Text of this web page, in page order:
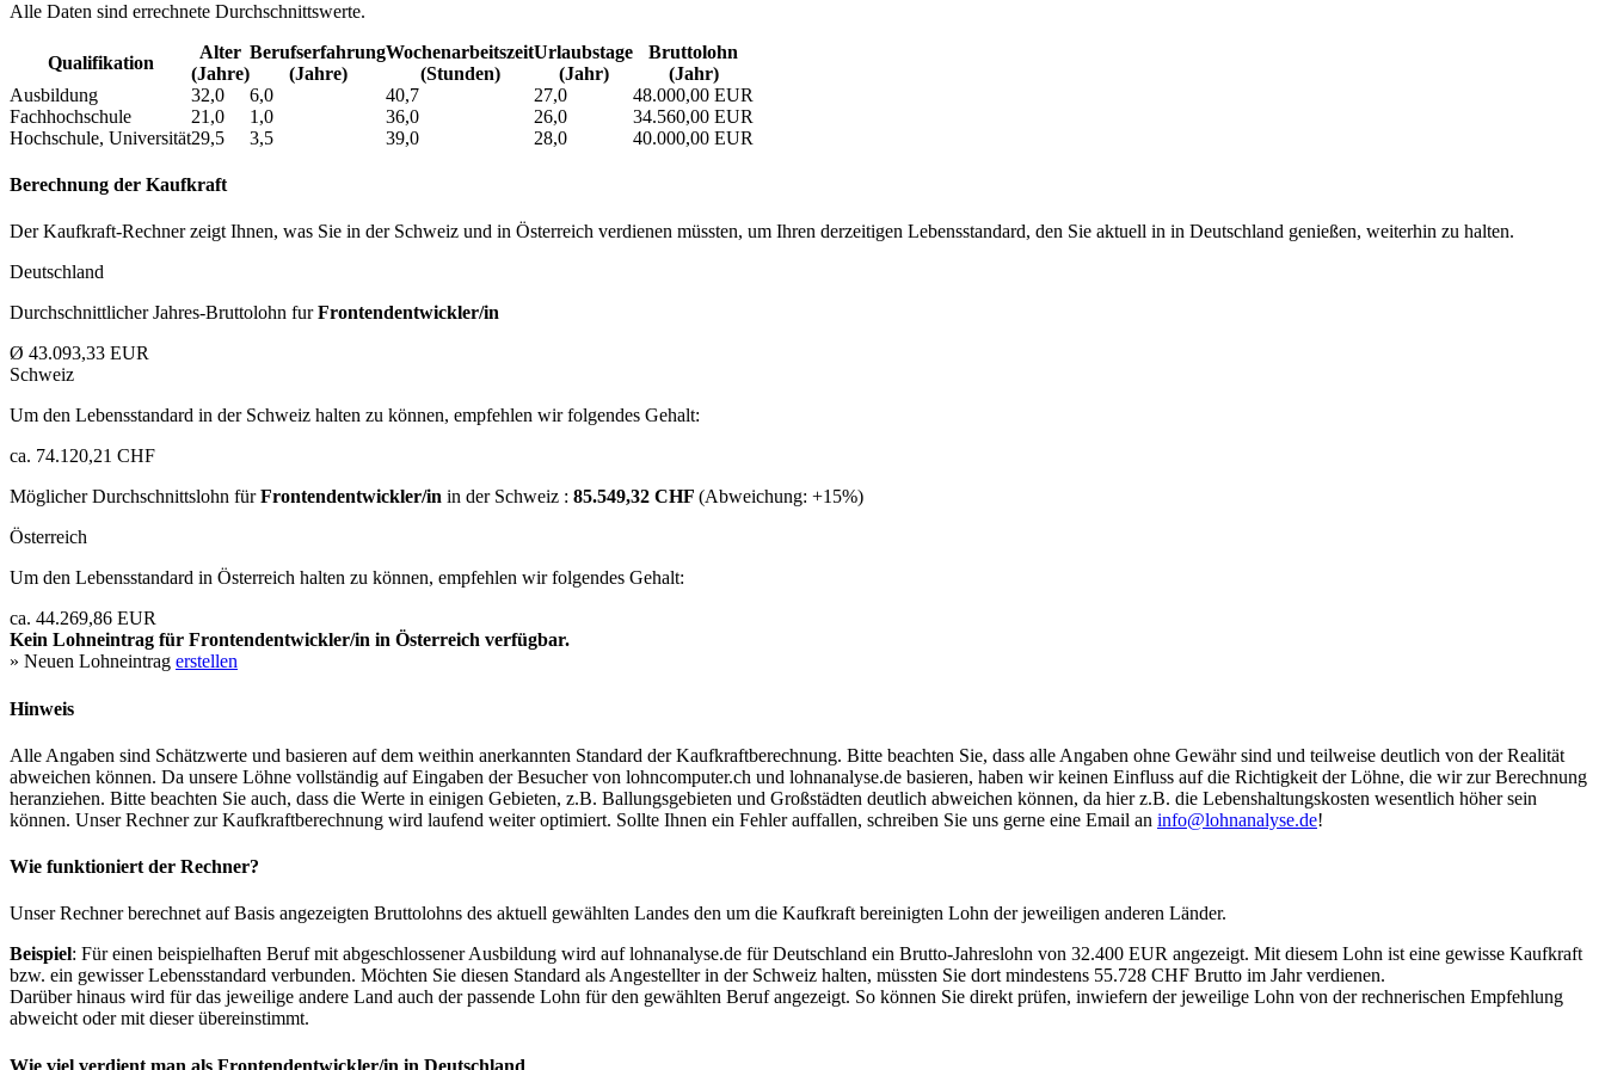
Alle Daten sind errechnete Durchschnittswerte.
Qualifikation
Alter
(Jahre)
Berufs­erfahrung
(Jahre)
Wochen­arbeitszeit
(Stunden)
Urlaubs­tage
(Jahr)
Bruttolohn
(Jahr)
Ausbildung
32,0 6,0 40,7 27,0
48.000,00 EUR
Fachhochschule
21,0 1,0 36,0 26,0
34.560,00 EUR
Hochschule, Universität29,5 3,5 39,0 28,0 40.000,00 EUR
Berechnung der Kaufkraft
Der Kaufkraft-Rechner zeigt Ihnen, was Sie in der Schweiz und in Österreich verdienen müssten, um Ihren derzeitigen Lebensstandard, den Sie aktuell in in Deutschland genießen, weiterhin zu halten.
Deutschland
Durchschnittlicher Jahres-Bruttolohn furFrontendentwickler/in
Ø 43.093,33 EUR
Schweiz
Um den Lebensstandard in der Schweiz halten zu können, empfehlen wir folgendes Gehalt:
ca. 74.120,21 CHF
Möglicher Durchschnittslohn fürFrontendentwickler/in in der Schweiz : 85.549,32 CHF (Abweichung: +15%)
Österreich
Um den Lebensstandard in Österreich halten zu können, empfehlen wir folgendes Gehalt:
ca. 44.269,86 EUR
Kein Lohneintrag für Frontendentwickler/in in Österreich verfügbar.
» Neuen Lohneintrag erstellen
Hinweis
Alle Angaben sind Schätzwerte und basieren auf dem weithin anerkannten Standard der Kaufkraftberechnung. Bitte beachten Sie, dass alle Angaben ohne Gewähr sind und teilweise deutlich von der Realität
abweichen können. Da unsere Löhne vollständig auf Eingaben der Besucher von lohncomputer.ch und lohnanalyse.de basieren, haben wir keinen Einfluss auf die Richtigkeit der Löhne, die wir zur Berechnung
heranziehen. Bitte beachten Sie auch, dass die Werte in einigen Gebieten, z.B. Ballungsgebieten und Großstädten deutlich abweichen können, da hier z.B. die Lebenshaltungskosten wesentlich höher sein
können. Unser Rechner zur Kaufkraftberechnung wird laufend weiter optimiert. Sollte Ihnen ein Fehler auffallen, schreiben Sie uns gerne eine Email an info@lohnanalyse.de!
Wie funktioniert der Rechner?
Unser Rechner berechnet auf Basis angezeigten Bruttolohns des aktuell gewählten Landes den um die Kaufkraft bereinigten Lohn der jeweiligen anderen Länder.
Beispiel: Für einen beispielhaften Beruf mit abgeschlossener Ausbildung wird auf lohnanalyse.de für Deutschland ein Brutto-Jahreslohn von 32.400 EUR angezeigt. Mit diesem Lohn ist eine gewisse Kaufkraft
bzw. ein gewisser Lebensstandard verbunden. Möchten Sie diesen Standard als Angestellter in der Schweiz halten, müssten Sie dort mindestens 55.728 CHF Brutto im Jahr verdienen.
Darüber hinaus wird für das jeweilige andere Land auch der passende Lohn für den gewählten Beruf angezeigt. So können Sie direkt prüfen, inwiefern der jeweilige Lohn von der rechnerischen Empfehlung
abweicht oder mit dieser übereinstimmt.
Wie viel verdient man als Frontendentwickler/in in Deutschland